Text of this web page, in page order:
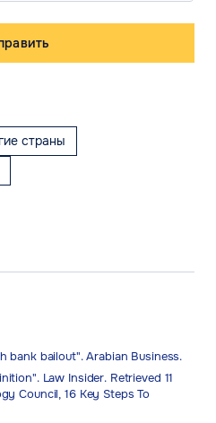
страны
bank bailout". Arabian Business.
Law Insider. Retrieved 11
Council, 16 Key Steps To